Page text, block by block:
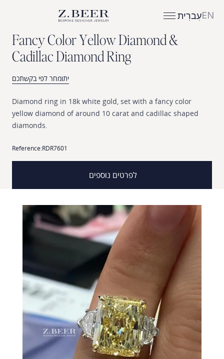
ENעִברִית
FancyColorYellowDiamond&
CadillacDiamondRing
יתומחר לפי בקשתכם
Diamond ring in 18k white gold, set with a fancy color
yellow diamond of around 10 carat and cadillac shaped
diamonds.
Reference:RDR7601
לפרטים נוספים